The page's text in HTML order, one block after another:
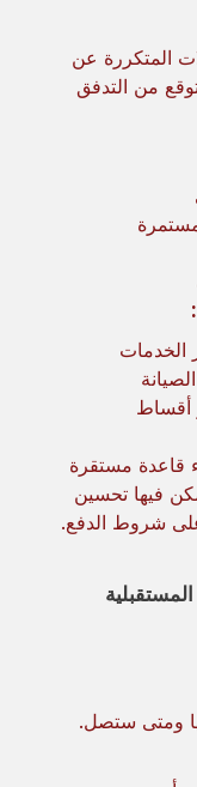
المتكررة عن
من التدفق
الخدمات
أقساط
قاعدة مستقرة
فيها تحسين
شروط الدفع.
المستقبلية
ومتى ستصل.